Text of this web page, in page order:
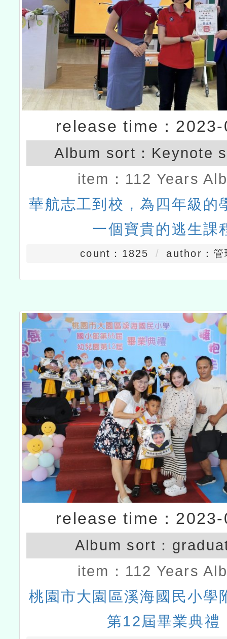
release time：
Album sort： Keynote
item： 112 Years
華航志工到校，為四年級的
一個寶貴的逃生課
count：1825 author：管
release time：
Album sort：
item： 112 Years
桃園市大園區溪海國民小學
第12屆畢業典禮